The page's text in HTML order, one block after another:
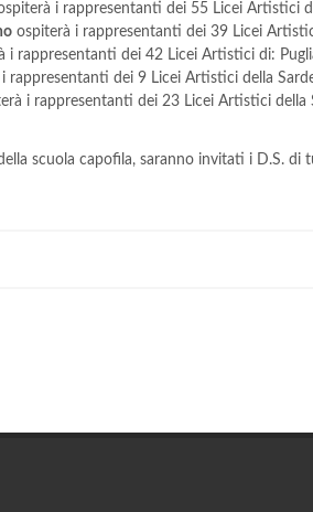
i rappresentanti dei 55 Licei Artistici
ospiterà i rappresentanti dei 39 Licei
i rappresentanti dei 42 Licei Artistici di:
rappresentanti dei 9 Licei Artistici della
i rappresentanti dei 23 Licei Artistici della
scuola capofila, saranno invitati i D.S.